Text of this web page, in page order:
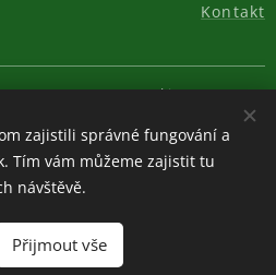
Vyprodáno
Kontakt
GROUP s.r.o. Cookies
Měna
EUR € USD $
zajistili správné fungování a
Tím vám můžeme zajistit tu
návštěvě.
Přijmout vše